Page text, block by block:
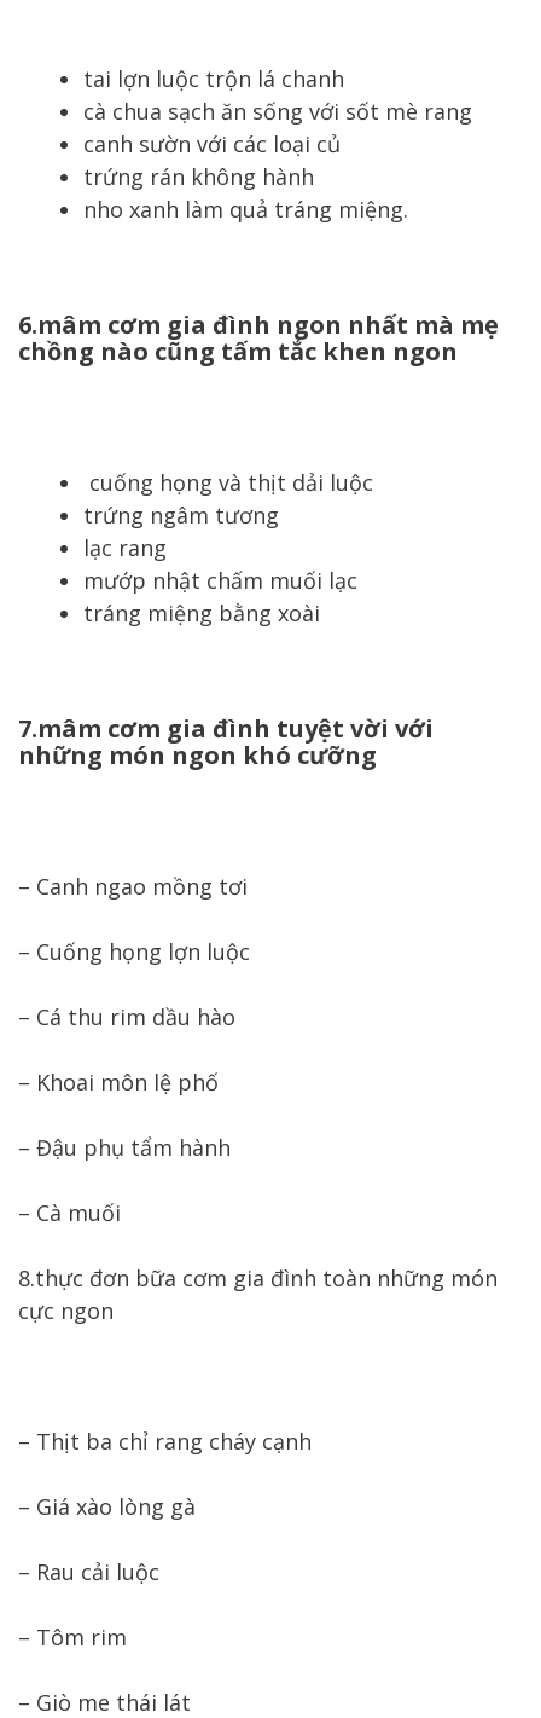
tai lợn luộc trộn lá chanh
cà chua sạch ăn sống với sốt mè rang
canh sườn với các loại củ
trứng rán không hành
nho xanh làm quả tráng miệng.
6.mâm cơm gia đình ngon nhất mà mẹ
chồng nào cũng tấm tắc khen ngon
cuống họng và thịt dải luộc
trứng ngâm tương
lạc rang
mướp nhật chấm muối lạc
tráng miệng bằng xoài
7.mâm cơm gia đình tuyệt vời với
những món ngon khó cưỡng
– Canh ngao mồng tơi
– Cuống họng lợn luộc
– Cá thu rim dầu hào
– Khoai môn lệ phố
– Đậu phụ tẩm hành
– Cà muối
8.thực đơn bữa cơm gia đình toàn những món
cực ngon
– Thịt ba chỉ rang cháy cạnh
– Giá xào lòng gà
– Rau cải luộc
– Tôm rim
– Giò me thái lát